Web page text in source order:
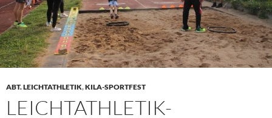
ABT. LEICHTATHLETIK,KILA-SPORTFEST
LEICHTATHLETIK-